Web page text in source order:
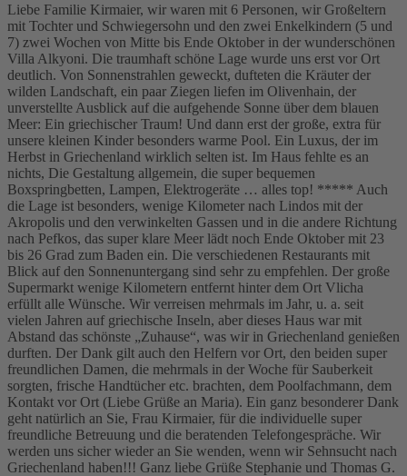
Liebe Familie Kirmaier, wir waren mit 6 Personen, wir Großeltern
mit Tochter und Schwiegersohn und den zwei Enkelkindern (5 und
7) zwei Wochen von Mitte bis Ende Oktober in der wunderschönen
Villa Alkyoni. Die traumhaft schöne Lage wurde uns erst vor Ort
deutlich. Von Sonnenstrahlen geweckt, dufteten die Kräuter der
wilden Landschaft, ein paar Ziegen liefen im Olivenhain, der
unverstellte Ausblick auf die aufgehende Sonne über dem blauen
Meer: Ein griechischer Traum! Und dann erst der große, extra für
unsere kleinen Kinder besonders warme Pool. Ein Luxus, der im
Herbst in Griechenland wirklich selten ist. Im Haus fehlte es an
nichts, Die Gestaltung allgemein, die super bequemen
Boxspringbetten, Lampen, Elektrogeräte … alles top! ***** Auch
die Lage ist besonders, wenige Kilometer nach Lindos mit der
Akropolis und den verwinkelten Gassen und in die andere Richtung
nach Pefkos, das super klare Meer lädt noch Ende Oktober mit 23
bis 26 Grad zum Baden ein. Die verschiedenen Restaurants mit
Blick auf den Sonnenuntergang sind sehr zu empfehlen. Der große
Supermarkt wenige Kilometern entfernt hinter dem Ort Vlicha
erfüllt alle Wünsche. Wir verreisen mehrmals im Jahr, u. a. seit
vielen Jahren auf griechische Inseln, aber dieses Haus war mit
Abstand das schönste „Zuhause“, was wir in Griechenland genießen
durften. Der Dank gilt auch den Helfern vor Ort, den beiden super
freundlichen Damen, die mehrmals in der Woche für Sauberkeit
sorgten, frische Handtücher etc. brachten, dem Poolfachmann, dem
Kontakt vor Ort (Liebe Grüße an Maria). Ein ganz besonderer Dank
geht natürlich an Sie, Frau Kirmaier, für die individuelle super
freundliche Betreuung und die beratenden Telefongespräche. Wir
werden uns sicher wieder an Sie wenden, wenn wir Sehnsucht nach
Griechenland haben!!! Ganz liebe Grüße Stephanie und Thomas G.